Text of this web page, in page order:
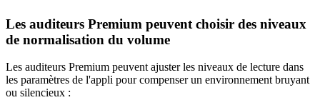
Les auditeurs Premium peuvent choisir des niveaux
de normalisation du volume
Les auditeurs Premium peuvent ajuster les niveaux de lecture dans
les paramètres de l'appli pour compenser un environnement bruyant
ou silencieux :